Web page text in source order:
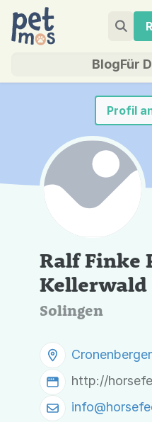
BlogFür
Profil
Ralf Finke
Solingen
http://
info@